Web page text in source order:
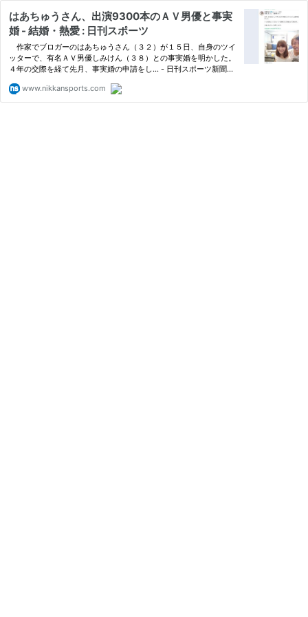
はあちゅうさん、出演9300本のＡＶ男優と事実
婚 - 結婚・熱愛 : 日刊スポーツ
作家でブロガーのはあちゅうさん（３２）が１５日、自身のツイ
ッターで、有名ＡＶ男優しみけん（３８）との事実婚を明かした。
４年の交際を経て先月、事実婚の申請をし… - 日刊スポーツ新聞社
m）www.nikkansports.com